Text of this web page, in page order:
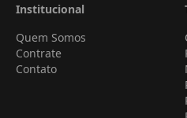
Institucional
Quem Somos
Contrate
Contato